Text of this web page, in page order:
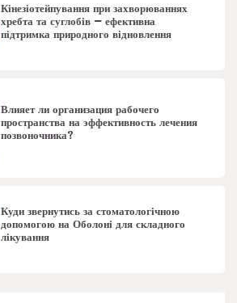
Кінезіотейпування при захворюваннях
хребта та суглобів – ефективна
підтримка природного відновлення
Влияет ли организация рабочего
пространства на эффективность лечения
позвоночника?
Куди звернутись за стоматологічною
допомогою на Оболоні для складного
лікування